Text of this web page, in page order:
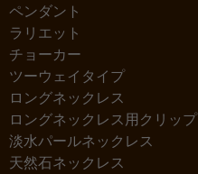
ペンダント
ラリエット
チョーカー
ツーウェイタイプ
ロングネックレス
ロングネックレス用クリップ
淡水パールネックレス
天然石ネックレス